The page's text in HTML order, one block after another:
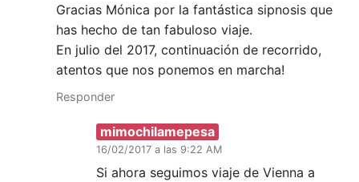
Gracias Mónica por la fantástica sipnosis que
has hecho de tan fabuloso viaje.
En julio del 2017, continuación de recorrido,
atentos que nos ponemos en marcha!
Responder
mimochilamepesa
16/02/2017 a las 9:22 AM
Si ahora seguimos viaje de Vienna a